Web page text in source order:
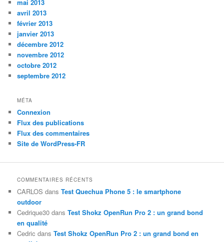
mai 2013
avril 2013
février 2013
janvier 2013
décembre 2012
novembre 2012
octobre 2012
septembre 2012
MÉTA
Connexion
Flux des publications
Flux des commentaires
Site de WordPress-FR
COMMENTAIRES RÉCENTS
CARLOS dansTest Quechua Phone 5 : le smartphone
outdoor
Cedrique30 dansTest Shokz OpenRun Pro 2 : un grand bond
en qualité
Cedric dansTest Shokz OpenRun Pro 2 : un grand bond en